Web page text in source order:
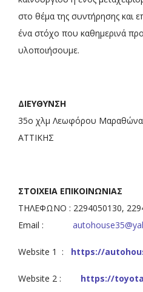
στο θέμα της συντήρησης και
ένα στόχο που καθημερινά
υλοποιήσουμε.
ΔΙΕΥΘΥΝΣΗ
35ο χλμ Λεωφόρου
ΑΤΤΙΚΗΣ
ΣΤΟΙΧΕΙΑ ΕΠΙΚΟΙΝΩΝΙΑΣ
ΤΗΛΕΦΩΝΟ : 2294050130,
Email :
Website 1 : https://
Website 2 : https://